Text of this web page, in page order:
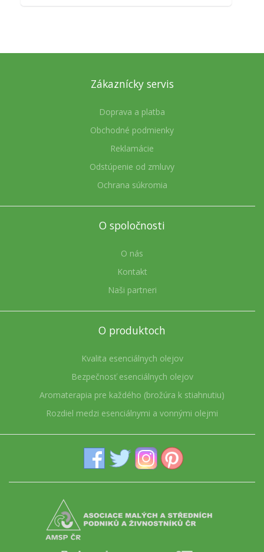
Zákaznícky servis
Doprava a platba
Obchodné podmienky
Reklamácie
Odstúpenie od zmluvy
Ochrana súkromia
O spoločnosti
O nás
Kontakt
Naši partneri
O produktoch
Kvalita esenciálnych olejov
Bezpečnosť esenciálnych olejov
Aromaterapia pre každého (brožúra k stiahnutiu)
Rozdiel medzi esenciálnymi a vonnými olejmi